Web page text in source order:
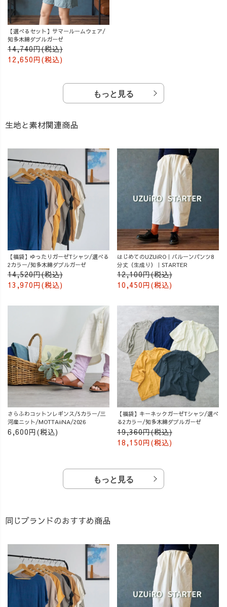
【選べるセット】サマールームウェア/
知多木綿ダブルガーゼ
14,740円(税込)
12,650円(税込)
もっと見る
生地と素材関連商品
【福袋】ゆったりガーゼTシャツ/選べる
2カラー/知多木綿ダブルガーゼ
14,520円(税込)
13,970円(税込)
はじめてのUZUiRO｜バルーンパンツ8
分丈（生成り）｜STARTER
12,100円(税込)
10,450円(税込)
さらふわコットンレギンス/5カラー/三
河産ニット/MOTTAiiNA/2026
6,600円(税込)
【福袋】キーネックガーゼTシャツ/選べ
る2カラー/知多木綿ダブルガーゼ
19,360円(税込)
18,150円(税込)
もっと見る
同じブランドのおすすめ商品